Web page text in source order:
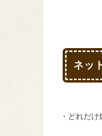
ネッ
・どれだ